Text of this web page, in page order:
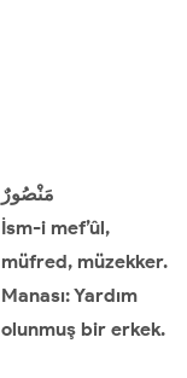
مَنْصُورٌ
İsm-i mef’ûl,
müfred, müzekker.
Manası: Yardım
olunmuş bir erkek.